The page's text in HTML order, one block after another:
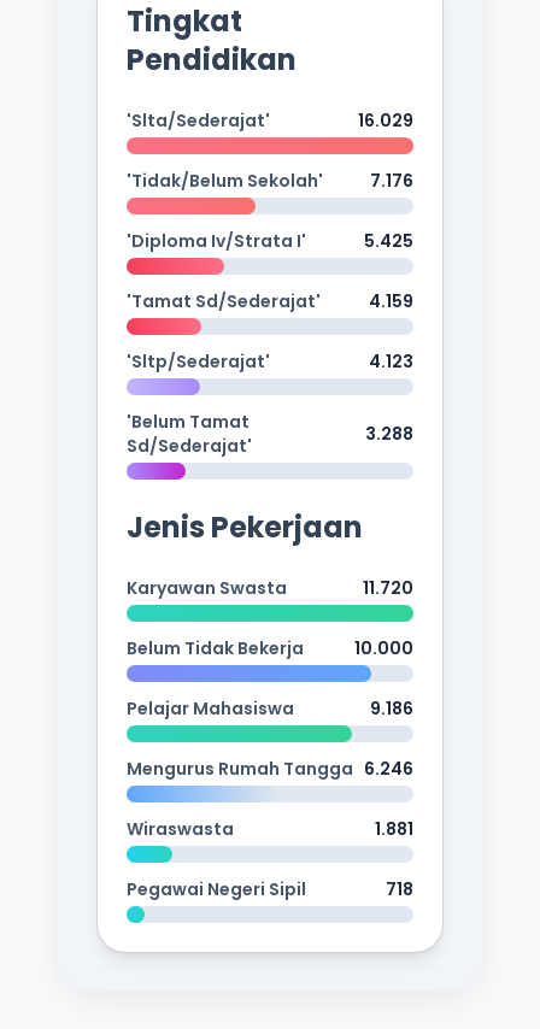
Tingkat
Pendidikan
'Slta/Sederajat' 16.029
'Tidak/Belum Sekolah' 7.176
'Diploma Iv/Strata I' 5.425
'Tamat Sd/Sederajat' 4.159
'Sltp/Sederajat' 4.123
'Belum Tamat
Sd/Sederajat'
3.288
Jenis Pekerjaan
Karyawan Swasta 11.720
Belum Tidak Bekerja 10.000
Pelajar Mahasiswa 9.186
Mengurus Rumah Tangga 6.246
Wiraswasta 1.881
Pegawai Negeri Sipil 718